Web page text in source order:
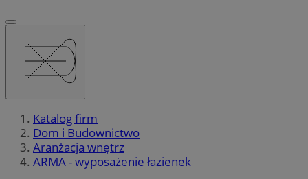
Katalog firm
Dom i Budownictwo
Aranżacja wnętrz
ARMA - wyposażenie łazienek